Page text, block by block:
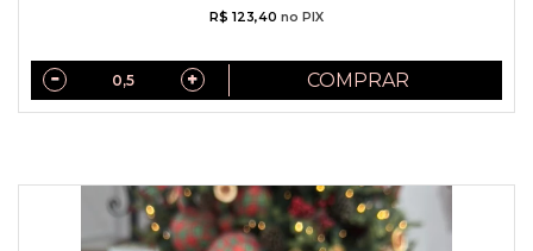
R$ 123,40 no PIX
COMPRAR